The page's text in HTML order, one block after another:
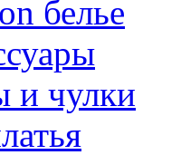
белье
и чулки